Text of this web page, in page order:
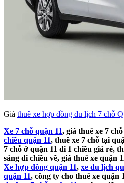
Giá thuê xe hợp đồng du lịch 7 chỗ
Xe 7 chỗ quận 11, giá thuê xe 7
chiều quận 11, thuê xe 7 chỗ tại
7 chỗ ở quận 11 đi 1 chiều giá rẻ,
sáng đi chiều về, giá thuê xe quận
Xe hợp đồng quận 11, xe du lịch
quận 11, công ty cho thuê xe quận